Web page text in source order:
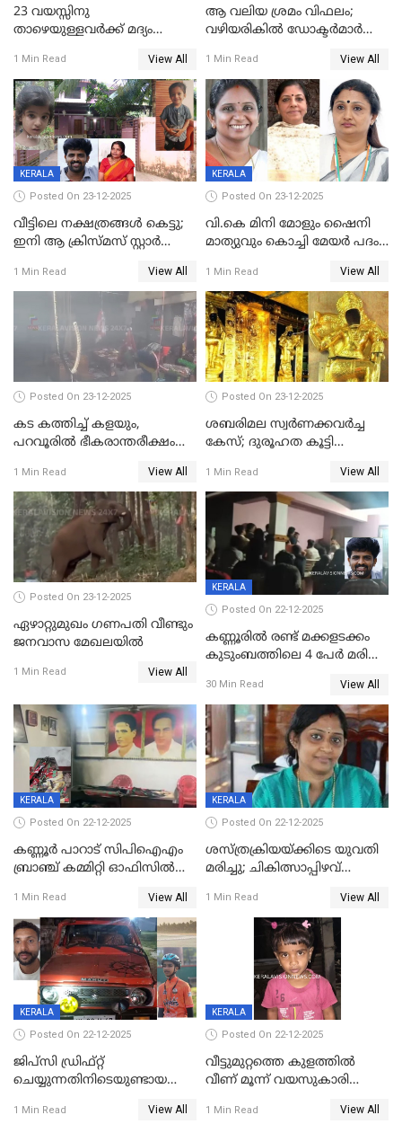
23 വയസ്സിനു
താഴെയുള്ളവർക്ക് മദ്യം
നടപടി;സ്ഥാപനങ്ങൾക്കെതിരെ
രണ്ട് കേസുകൾ
1 Min Read View All
ആ വലിയ ശ്രമം വിഫലം;
വഴിയരികില്‍ ‌ഡോക്ടര്‍മാര്‍
മരണത്തിന് കീഴടങ്ങി
1 Min Read View All
KERALA
Posted On 23-12-2025
വീട്ടിലെ നക്ഷത്രങ്ങൾ കെട്ടു;
ഇനി ആ ക്രിസ്മസ് സ്റ്റാർ
വേണ്ടിയുള്ള
പിടിവലിക്കിടയിൽ
അപ്പൂപ്പനെതിരെ പോക്സോ
കേസ് ഒടുവിൽ 4 ജീവനുകൾ
പൊലിഞ്ഞു
1 Min Read View All
KERALA
Posted On 23-12-2025
വി.കെ മിനി മോളും ഷൈനി
മാത്യുവും കൊച്ചി മേയർ പദം
മേയറാകില്ല
1 Min Read View All
Posted On 23-12-2025
കട കത്തിച്ച് കളയും,
പറവൂരില്‍ ഭീകരാന്തരീക്ഷം
1 Min Read View All
Posted On 23-12-2025
ശബരിമല സ്വര്‍ണക്കവര്‍ച്ച
കേസ്; ദുരൂഹത കൂട്ടി
1 Min Read View All
Posted On 23-12-2025
ഏഴാറ്റുമുഖം ഗണപതി വീണ്ടും
ജനവാസ മേഖലയിൽ
1 Min Read View All
KERALA
Posted On 22-12-2025
കണ്ണൂരിൽ രണ്ട് മക്കളടക്കം
കുടുംബത്തിലെ 4 പേർ മരിച്ച
30 Min Read View All
KERALA
Posted On 22-12-2025
കണ്ണൂർ പാറാട് സിപിഐഎം
ബ്രാഞ്ച് കമ്മിറ്റി ഓഫിസിൽ
ചിത്രങ്ങളടക്കം കത്തിയ
നിലയിൽ
1 Min Read View All
KERALA
Posted On 22-12-2025
ശസ്ത്രക്രിയയ്‌ക്കിടെ യുവതി
മരിച്ചു; ചികിത്സാപ്പിഴവ്
സംഭവം മാവേലിക്കരയിൽ
1 Min Read View All
KERALA
Posted On 22-12-2025
ജിപ്സി ഡ്രിഫ്റ്റ്
ചെയ്യുന്നതിനിടെയുണ്ടായ
ദാരുണാന്ത്യം; ജീപ്സി
1 Min Read View All
KERALA
Posted On 22-12-2025
വീട്ടുമുറ്റത്തെ കുളത്തിൽ
വീണ് മൂന്ന് വയസുകാരി
1 Min Read View All